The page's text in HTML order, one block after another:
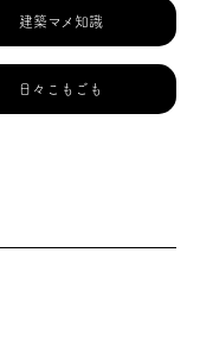
建築マメ知識
日々こもごも